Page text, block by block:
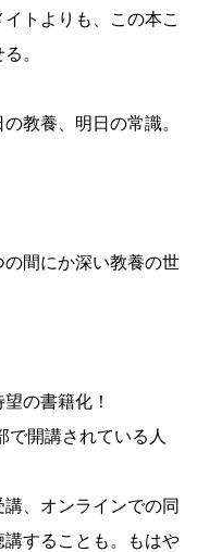
トよりも、この本こ
。
教養、明日の常識。
の間にか深い教養の世
の書籍化！
で開講されている人
、オンラインでの同
することも。もはや